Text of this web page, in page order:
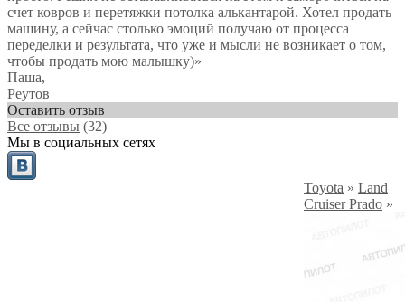
счет ковров и перетяжки потолка алькантарой. Хотел продать
машину, а сейчас столько эмоций получаю от процесса
переделки и результата, что уже и мысли не возникает о том,
чтобы продать мою малышку)»
Паша,
Реутов
Оставить отзыв
Все отзывы (32)
Мы в социальных сетях
Toyota » Land
Cruiser Prado »